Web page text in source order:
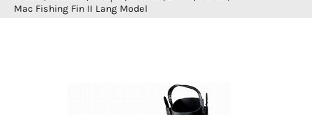
Mac Fishing Fin II Lang Model